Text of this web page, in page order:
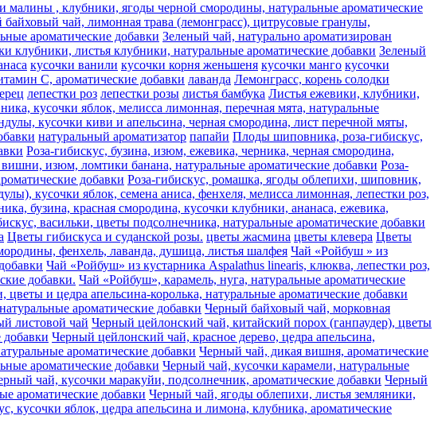
малины , клубники, ягоды черной смородины, натуральные ароматические
байховый чай, лимонная трава (лемонграсс), цитрусовые гранулы,
ароматические добавки Зеленый чай, натурально ароматизирован
клубники, листья клубники, натуральные ароматические добавки Зеленый
кусочки ванили кусочки корня женьшеня кусочки манго кусочки
С, ароматические добавки лаванда Лемонграсс, корень солодки
лепестки роз лепестки розы листья бамбука Листья ежевики, клубники,
кусочки яблок, мелисса лимонная, перечная мята, натуральные
кусочки киви и апельсина, черная смородина, лист перечной мяты,
натуральный ароматизатор папайи Плоды шиповника, роза-гибискус,
Роза-гибискус, бузина, изюм, ежевика, черника, черная смородина,
вишни, изюм, ломтики банана, натуральные ароматические добавки Роза-
добавки Роза-гибискус, ромашка, ягоды облепихи, шиповник,
кусочки яблок, семена аниса, фенхеля, мелисса лимонная, лепестки роз,
бузина, красная смородина, кусочки клубники, ананаса, ежевика,
васильки, цветы подсолнечника, натуральные ароматические добавки
Цветы гибискуса и суданской розы. цветы жасмина цветы клевера Цветы
фенхель, лаванда, душица, листья шалфея Чай «Ройбуш » из
Чай «Ройбуш» из кустарника Aspalathus linearis, клюква, лепестки роз,
добавки. Чай «Ройбуш», карамель, нуга, натуральные ароматические
и цедра апельсина-королька, натуральные ароматические добавки
ароматические добавки Черный байховый чай, морковная
листовой чай Черный цейлонский чай, китайский порох (ганпаудер), цветы
Черный цейлонский чай, красное дерево, цедра апельсина,
ароматические добавки Черный чай, дикая вишня, ароматические
ароматические добавки Черный чай, кусочки карамели, натуральные
чай, кусочки маракуйи, подсолнечник, ароматические добавки Черный
ароматические добавки Черный чай, ягоды облепихи, листья земляники,
кусочки яблок, цедра апельсина и лимона, клубника, ароматические